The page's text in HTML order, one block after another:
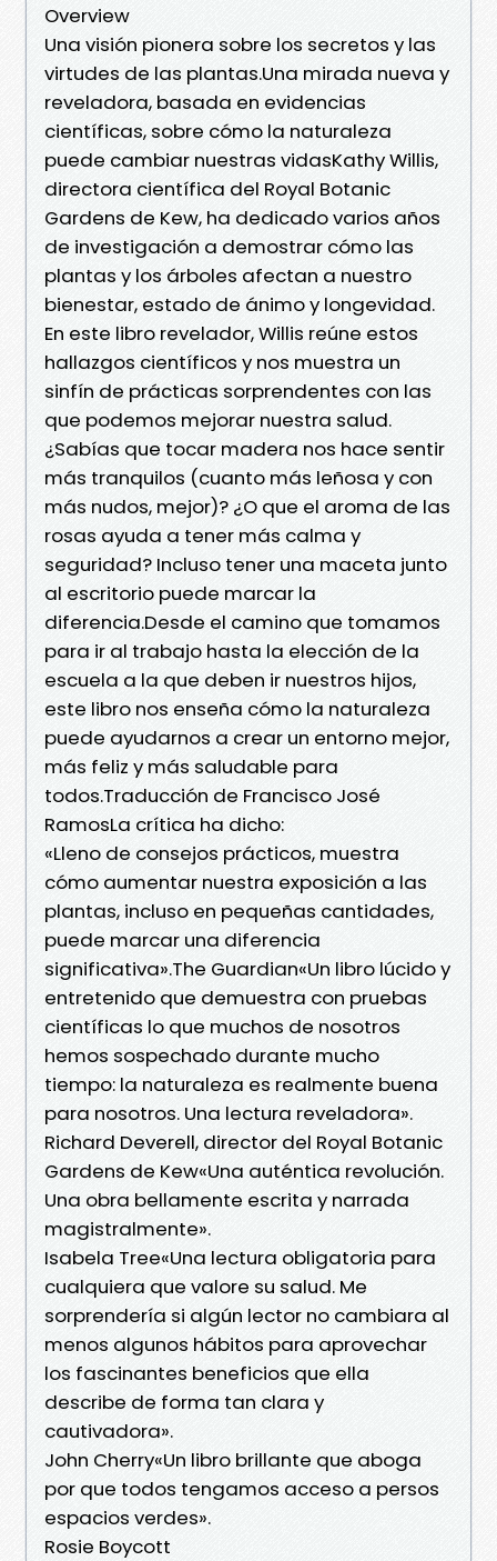
Overview
Una visión pionera sobre los secretos y las
virtudes de las plantas.Una mirada nueva y
reveladora, basada en evidencias
científicas, sobre cómo la naturaleza
puede cambiar nuestras vidasKathy Willis,
directora científica del Royal Botanic
Gardens de Kew, ha dedicado varios años
de investigación a demostrar cómo las
plantas y los árboles afectan a nuestro
bienestar, estado de ánimo y longevidad.
En este libro revelador, Willis reúne estos
hallazgos científicos y nos muestra un
sinfín de prácticas sorprendentes con las
que podemos mejorar nuestra salud.
¿Sabías que tocar madera nos hace sentir
más tranquilos (cuanto más leñosa y con
más nudos, mejor)? ¿O que el aroma de las
rosas ayuda a tener más calma y
seguridad? Incluso tener una maceta junto
al escritorio puede marcar la
diferencia.Desde el camino que tomamos
para ir al trabajo hasta la elección de la
escuela a la que deben ir nuestros hijos,
este libro nos enseña cómo la naturaleza
puede ayudarnos a crear un entorno mejor,
más feliz y más saludable para
todos.Traducción de Francisco José
RamosLa crítica ha dicho:
«Lleno de consejos prácticos, muestra
cómo aumentar nuestra exposición a las
plantas, incluso en pequeñas cantidades,
puede marcar una diferencia
significativa».The Guardian«Un libro lúcido y
entretenido que demuestra con pruebas
científicas lo que muchos de nosotros
hemos sospechado durante mucho
tiempo: la naturaleza es realmente buena
para nosotros. Una lectura reveladora».
Richard Deverell, director del Royal Botanic
Gardens de Kew«Una auténtica revolución.
Una obra bellamente escrita y narrada
magistralmente».
Isabela Tree«Una lectura obligatoria para
cualquiera que valore su salud. Me
sorprendería si algún lector no cambiara al
menos algunos hábitos para aprovechar
los fascinantes beneficios que ella
describe de forma tan clara y
cautivadora».
John Cherry«Un libro brillante que aboga
por que todos tengamos acceso a persos
espacios verdes».
Rosie Boycott